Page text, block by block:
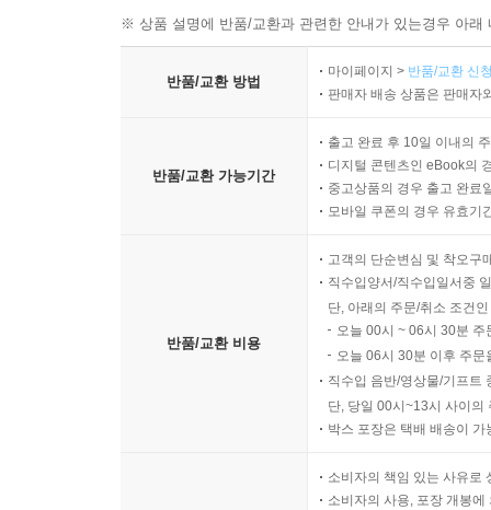
※ 상품 설명에 반품/교환과 관련한 안내가 있는경우 아
반품/교환 방법
마이페이지 > 반품/교환 신
판매자 배송 상품은 판매자
반품/교환 가능기간
출고 완료 후 10일 이내의
디지털 콘텐츠인 eBook의
중고상품의 경우 출고 완료
모바일 쿠폰의 경우 유효기
반품/교환 비용
고객의 단순변심 및 착오구
직수입양서/직수입일서중
단, 아래의 주문/취소 조건
오늘 00시 ~ 06시 30분
오늘 06시 30분 이후 주
직수입 음반/영상물/기프트
단, 당일 00시~13시 사이의
박스 포장은 택배 배송이
소비자의 책임 있는 사유로
소비자의 사용, 포장 개봉